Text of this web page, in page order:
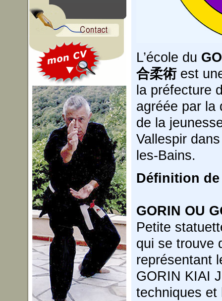
L’école du
合柔術 est
la préfecture
agréée par la
de la
Vallespir
les-Bains.
Définition de
GORIN OU
Petite
qui se trouve
représentant
GORIN KIAI
techniques et